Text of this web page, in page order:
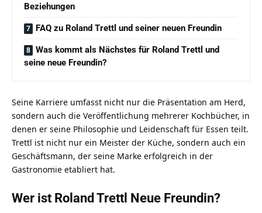
Beziehungen
FAQ zu Roland Trettl und seiner neuen Freundin
Was kommt als Nächstes für Roland Trettl und
seine neue Freundin?
Seine Karriere umfasst nicht nur die Präsentation am Herd,
sondern auch die Veröffentlichung mehrerer Kochbücher, in
denen er seine Philosophie und Leidenschaft für Essen teilt.
Trettl ist nicht nur ein Meister der Küche, sondern auch ein
Geschäftsmann, der seine Marke erfolgreich in der
Gastronomie etabliert hat.
Wer ist Roland Trettl Neue Freundin?